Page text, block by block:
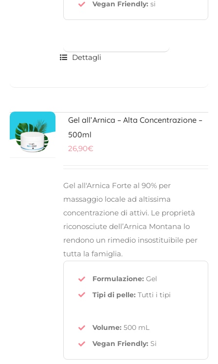
Vegan Friendly: si
Dettagli
Gel all’Arnica – Alta Concentrazione –
500ml
26,90€
Gel all'Arnica Forte al90% per
massaggio locale ad altissima
concentrazione di attivi. Le proprietà
riconosciute dell’Arnica Montana lo
rendono un rimedio insostituibile per
tutta la famiglia.
Formulazione: Gel
Tipi di pelle: Tutti i tipi
Volume: 500 mL
Vegan Friendly: Si